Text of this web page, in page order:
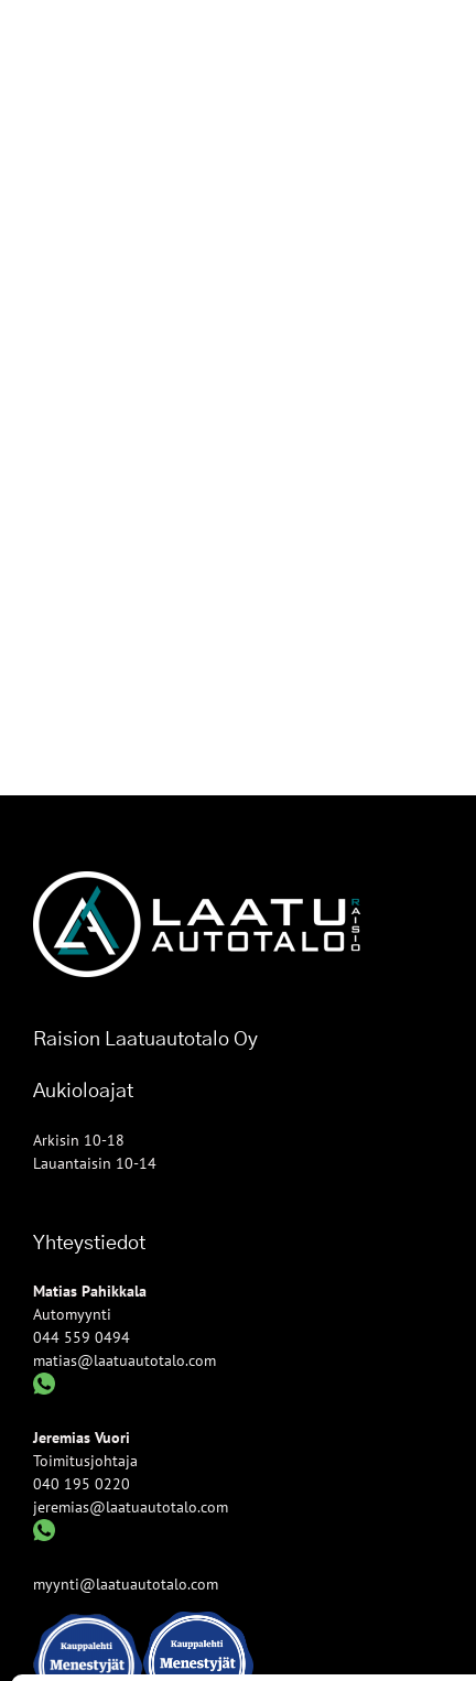
Raision Laatuautotalo Oy
Aukioloajat
Arkisin 10-18
Lauantaisin 10-14
Yhteystiedot
Matias Pahikkala
Automyynti
044 559 0494
matias@laatuautotalo.com
Jeremias Vuori
Toimitusjohtaja
040 195 0220
jeremias@laatuautotalo.com
myynti@laatuautotalo.com